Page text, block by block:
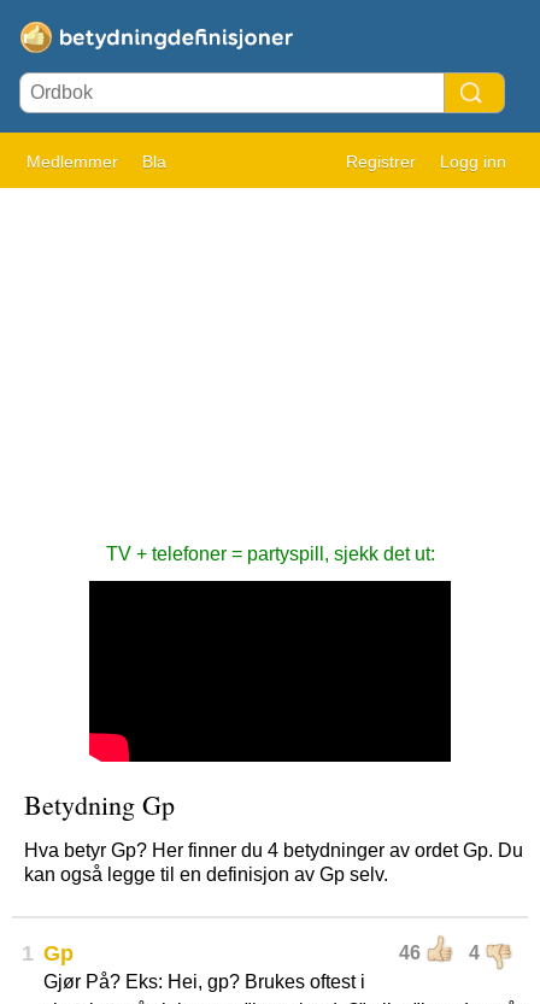
Medlemmer Bla Registrer Logg inn
TV + telefoner = partyspill, sjekk det ut:
Betydning Gp
Hva betyr Gp? Her finner du 4 betydninger av ordet Gp. Du
kan også legge til en definisjon av Gp selv.
1 46 4
Gp
Gjør På? Eks: Hei, gp? Brukes oftest i